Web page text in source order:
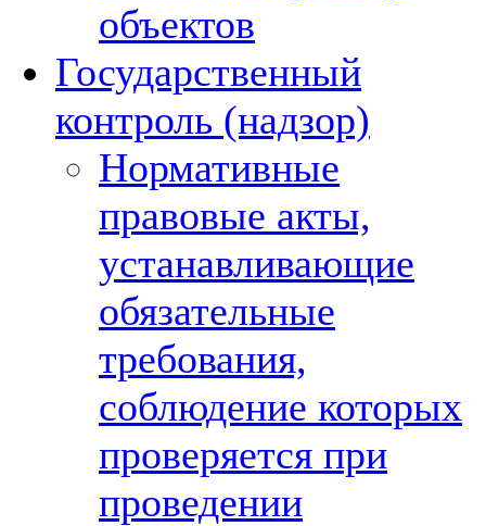
объектов
Государственный
контроль (надзор)
Нормативные
правовые акты,
устанавливающие
обязательные
требования,
соблюдение которых
проверяется при
проведении